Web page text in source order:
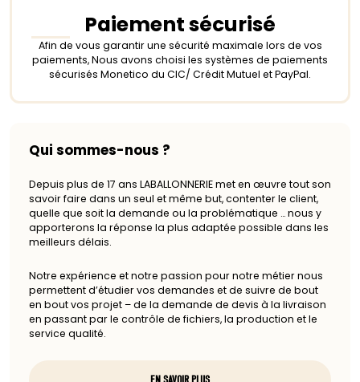
Paiement sécurisé
Afin de vous garantir une sécurité maximale lors de vos
paiements, Nous avons choisi les systèmes de paiements
sécurisés Monetico du CIC/ Crédit Mutuel et PayPal.
Qui sommes-nous ?
Depuis plus de 17 ans LABALLONNERIE met en œuvre tout son
savoir faire dans un seul et même but, contenter le client,
quelle que soit la demande ou la problématique … nous y
apporterons la réponse la plus adaptée possible dans les
meilleurs délais.
Notre expérience et notre passion pour notre métier nous
permettent d’étudier vos demandes et de suivre de bout
en bout vos projet – de la demande de devis à la livraison
en passant par le contrôle de fichiers, la production et le
service qualité.